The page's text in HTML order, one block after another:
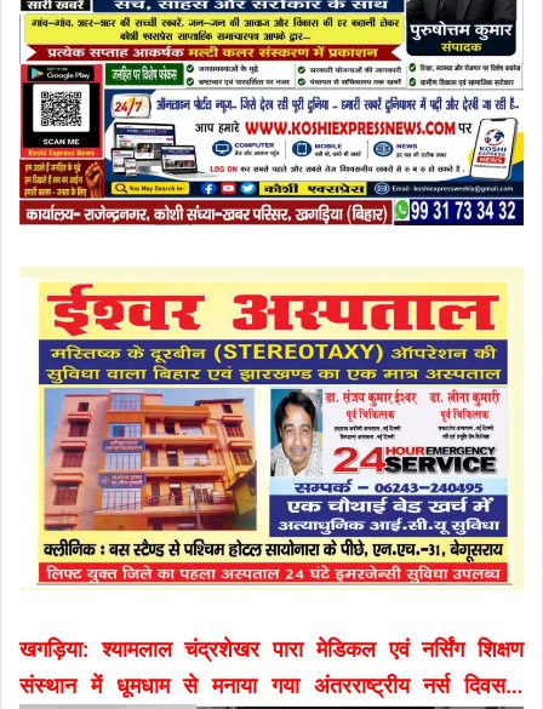
खगड़िया: श्यामलाल चंद्रशेखर पारा मेडिकल एवं नर्सिंग शिक्षण
संस्थान में धूमधाम से मनाया गया अंतरराष्ट्रीय नर्स दिवस…